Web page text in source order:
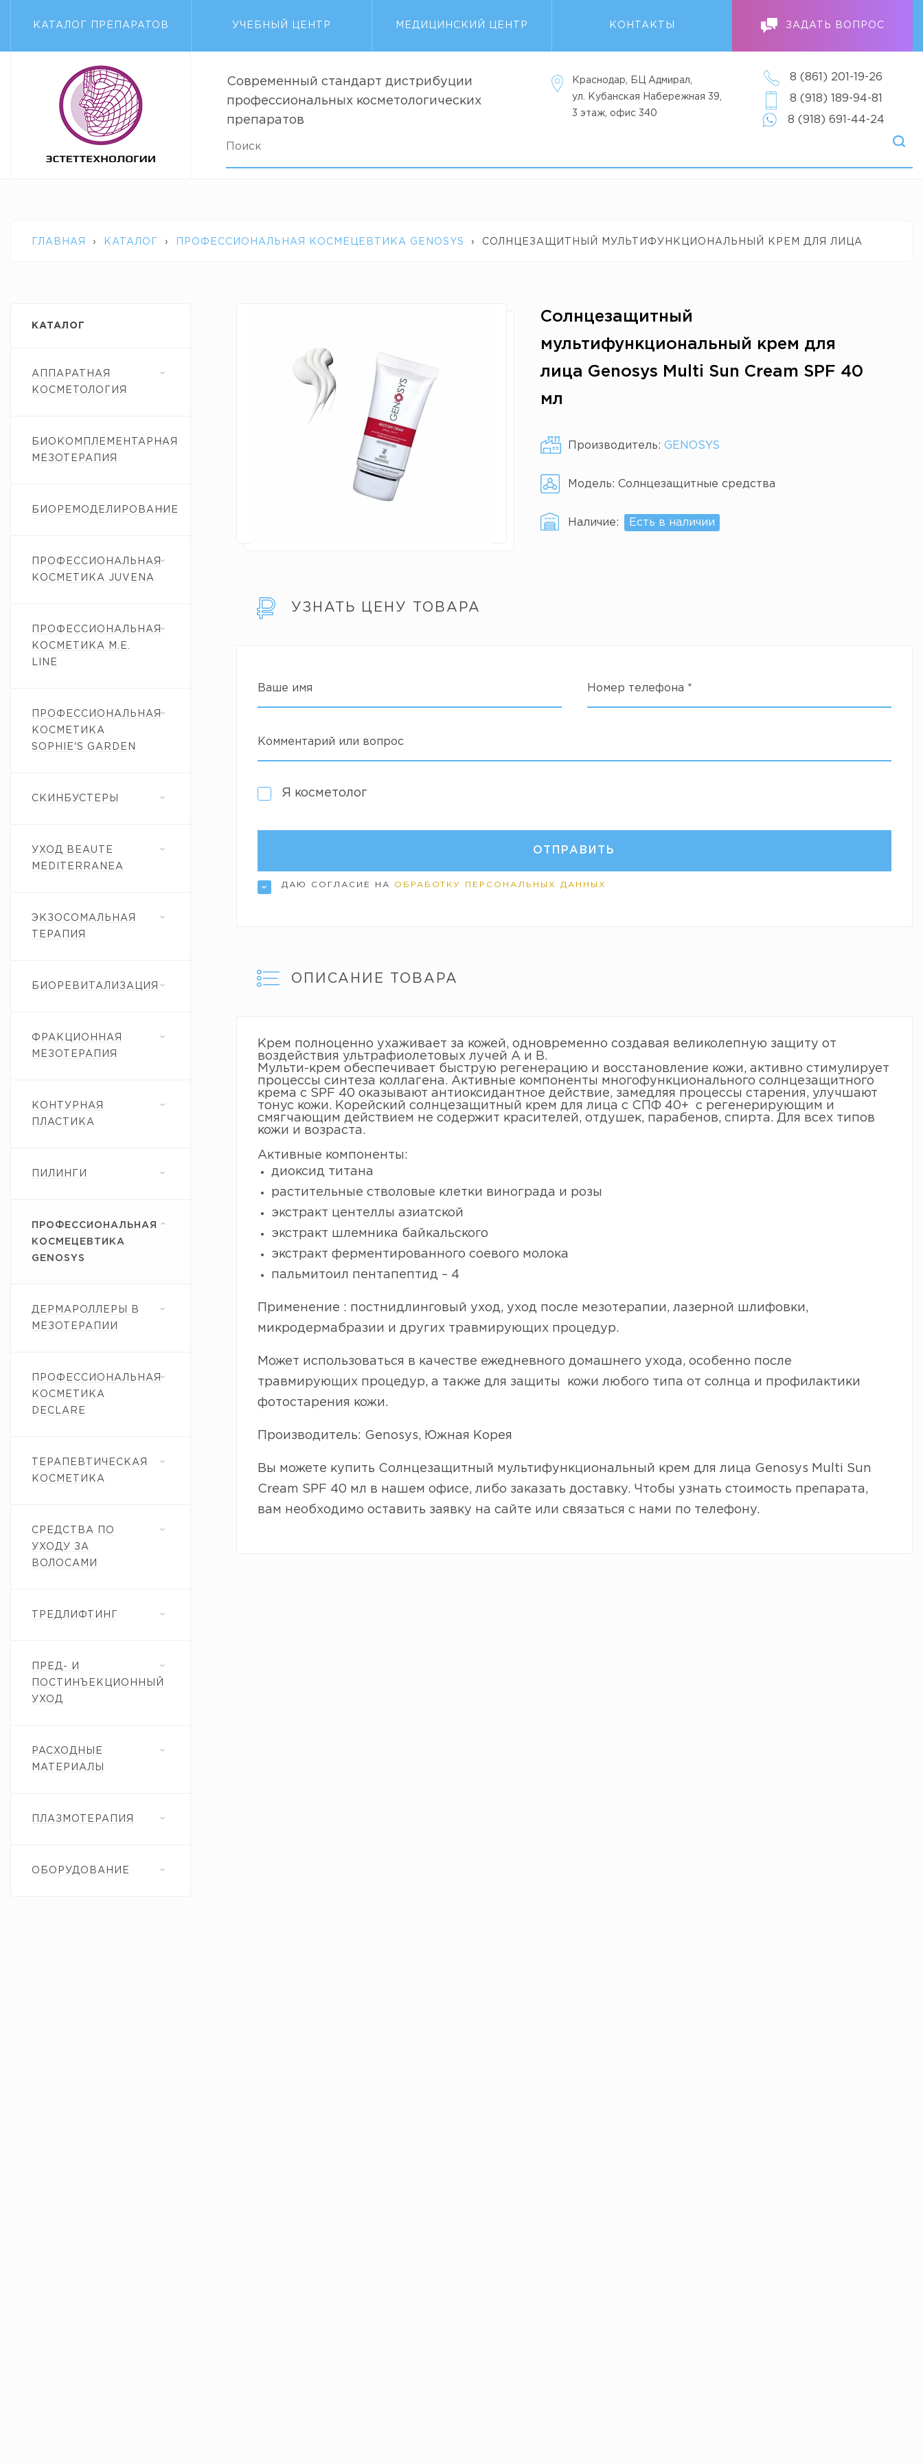
КАТАЛОГ ПРЕПАРАТОВ УЧЕБНЫЙ ЦЕНТР МЕДИЦИНСКИЙ ЦЕНТР КОНТАКТЫ ЗАДАТЬ ВОПРОС
Современный стандарт дистрибуции
профессиональных косметологических
препаратов
Краснодар, БЦ Адмирал,
ул. Кубанская Набережная 39,
3 этаж, офис 340
8 (861) 201-19-26
8 (918) 189-94-81
8 (918) 691-44-24
ГЛАВНАЯ › КАТАЛОГ › ПРОФЕССИОНАЛЬНАЯ КОСМЕЦЕВТИКА GENOSYS › СОЛНЦЕЗАЩИТНЫЙ МУЛЬТИФУНКЦИОНАЛЬНЫЙ КРЕМ ДЛЯ ЛИЦА
КАТАЛОГ
АППАРАТНАЯ
КОСМЕТОЛОГИЯ
БИОКОМПЛЕМЕНТАРНАЯ
МЕЗОТЕРАПИЯ
БИОРЕМОДЕЛИРОВАНИЕ
ПРОФЕССИОНАЛЬНАЯ
КОСМЕТИКА JUVENA
ПРОФЕССИОНАЛЬНАЯ
КОСМЕТИКА M.E.
LINE
ПРОФЕССИОНАЛЬНАЯ
КОСМЕТИКА
SOPHIE'S GARDEN
СКИНБУСТЕРЫ
УХОД BEAUTE
MEDITERRANEA
ЭКЗОСОМАЛЬНАЯ
ТЕРАПИЯ
БИОРЕВИТАЛИЗАЦИЯ
ФРАКЦИОННАЯ
МЕЗОТЕРАПИЯ
КОНТУРНАЯ
ПЛАСТИКА
ПИЛИНГИ
ПРОФЕССИОНАЛЬНАЯ
КОСМЕЦЕВТИКА
GENOSYS
ДЕРМАРОЛЛЕРЫ В
МЕЗОТЕРАПИИ
ПРОФЕССИОНАЛЬНАЯ
КОСМЕТИКА
DECLARE
ТЕРАПЕВТИЧЕСКАЯ
КОСМЕТИКА
СРЕДСТВА ПО
УХОДУ ЗА
ВОЛОСАМИ
ТРЕДЛИФТИНГ
ПРЕД- И
ПОСТИНЪЕКЦИОННЫЙ
УХОД
РАСХОДНЫЕ
МАТЕРИАЛЫ
ПЛАЗМОТЕРАПИЯ
ОБОРУДОВАНИЕ
Солнцезащитный
мультифункциональный крем для
лица Genosys Multi Sun Cream SPF 40
мл
Производитель: GENOSYS
Модель: Солнцезащитные средства
Наличие: Есть в наличии
УЗНАТЬ ЦЕНУ ТОВАРА
Ваше имя Номер телефона *
Комментарий или вопрос
Я косметолог
ДАЮ СОГЛАСИЕ НА ОБРАБОТКУ ПЕРСОНАЛЬНЫХ ДАННЫХ
ОПИСАНИЕ ТОВАРА
Крем полноценно ухаживает за кожей, одновременно создавая великолепную защиту от
воздействия ультрафиолетовых лучей А и В.
Мульти-крем обеспечивает быструю регенерацию и восстановление кожи, активно стимулирует
процессы синтеза коллагена. Активные компоненты многофункционального солнцезащитного
крема с SPF 40 оказывают антиоксидантное действие, замедляя процессы старения, улучшают
тонус кожи. Корейский солнцезащитный крем для лица с СПФ 40+ с регенерирующим и
смягчающим действием не содержит красителей, отдушек, парабенов, спирта. Для всех типов
кожи и возраста.
Активные компоненты:
диоксид титана
растительные стволовые клетки винограда и розы
экстракт центеллы азиатской
экстракт шлемника байкальского
экстракт ферментированного соевого молока
пальмитоил пентапептид – 4
Применение : постнидлинговый уход, уход после мезотерапии, лазерной шлифовки,
микродермабразии и других травмирующих процедур.
Может использоваться в качестве ежедневного домашнего ухода, особенно после
травмирующих процедур, а также для защиты кожи любого типа от солнца и профилактики
фотостарения кожи.
Производитель: Genosys, Южная Корея
Вы можете купить Солнцезащитный мультифункциональный крем для лица Genosys Multi Sun
Cream SPF 40 мл в нашем офисе, либо заказать доставку. Чтобы узнать стоимость препарата,
вам необходимо оставить заявку на сайте или связаться с нами по телефону.